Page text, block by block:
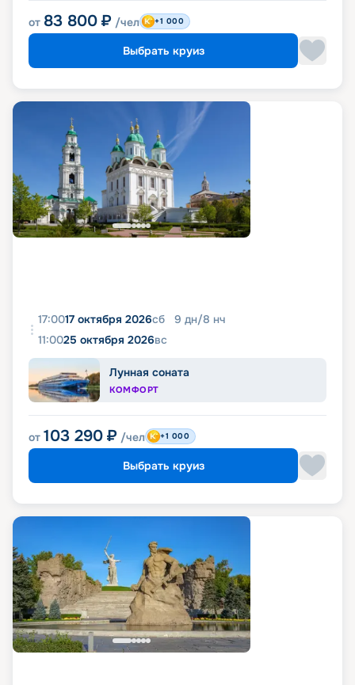
от 83 800 ₽ /чел +1 000
Выбрать круиз
17:0017 октября 2026сб 9 дн/8 нч
11:0025 октября 2026вс
Лунная соната
КОМФОРТ
от 103 290 ₽ /чел +1 000
Выбрать круиз